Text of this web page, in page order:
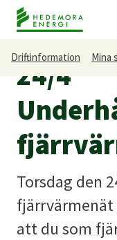
Driftinformation Mina
24/4
Torsdag den
fjärrvärmenät
att du som